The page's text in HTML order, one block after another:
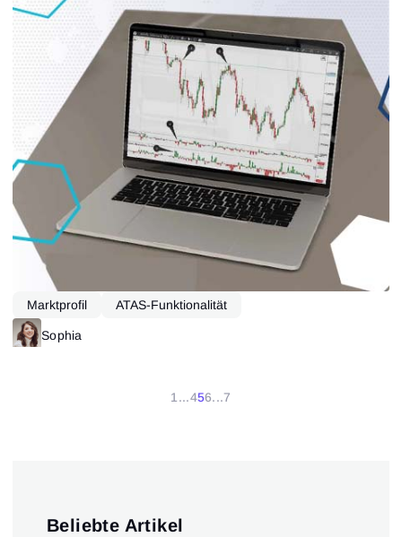
Marktprofil ATAS-Funktionalität
Sophia
1...456...7
Beliebte Artikel